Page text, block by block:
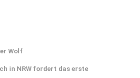
Wolf
in NRW fordert das erste